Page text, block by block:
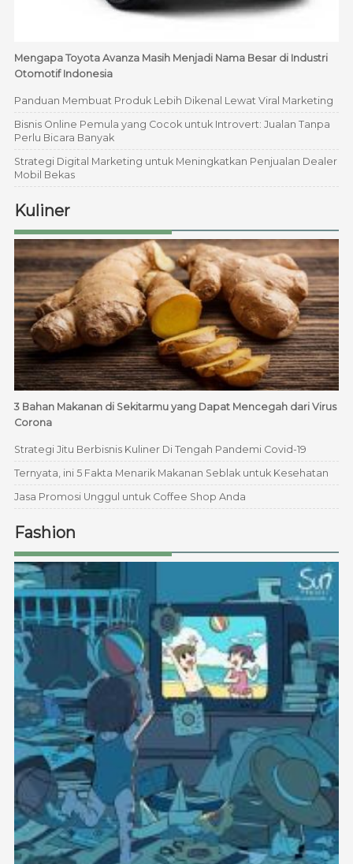
Mengapa Toyota Avanza Masih Menjadi Nama Besar di Industri
Otomotif Indonesia
Panduan Membuat Produk Lebih Dikenal Lewat Viral Marketing
Bisnis Online Pemula yang Cocok untuk Introvert: Jualan Tanpa
Perlu Bicara Banyak
Strategi Digital Marketing untuk Meningkatkan Penjualan Dealer
Mobil Bekas
Kuliner
3 Bahan Makanan di Sekitarmu yang Dapat Mencegah dari Virus
Corona
Strategi Jitu Berbisnis Kuliner Di Tengah Pandemi Covid-19
Ternyata, ini 5 Fakta Menarik Makanan Seblak untuk Kesehatan
Jasa Promosi Unggul untuk Coffee Shop Anda
Fashion